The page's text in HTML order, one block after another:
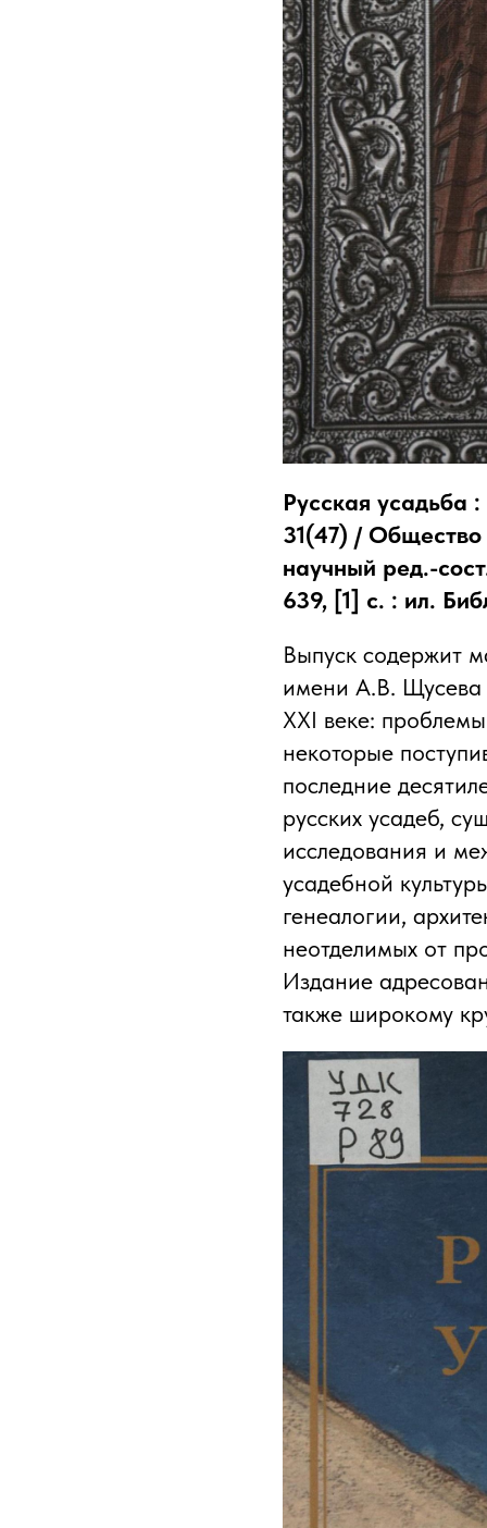
Русская усадьба
31(47) /
научный ред.-
639, [1] с. : ил.
Выпуск содержит
имени А.В. Щусева
XXI веке:
некоторые
последние
русских усадеб,
исследования и
усадебной
генеалогии,
неотделимых от
Издание
также широкому